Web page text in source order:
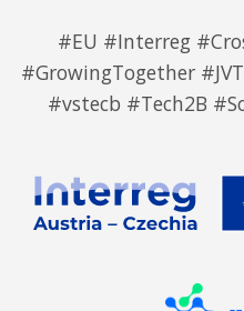
#EU #Interreg
#GrowingTogether
#vstecb #Tech2B